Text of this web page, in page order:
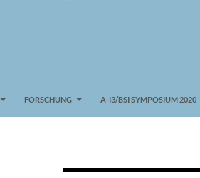
FORSCHUNG A-I3/BSI SYMPOSIUM 2020